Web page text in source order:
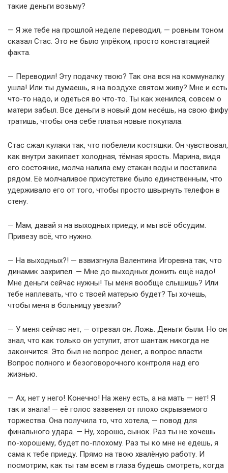
такие деньги возьму?
— Я же тебе на прошлой неделе переводил, — ровным тоном
сказал Стас. Это не было упрёком, просто констатацией
факта.
— Переводил! Эту подачку твою? Так она вся на коммуналку
ушла! Или ты думаешь, я на воздухе святом живу? Мне и есть
что-то надо, и одеться во что-то. Ты как женился, совсем о
матери забыл. Все деньги в новый дом несёшь, на свою фифу
тратишь, чтобы она себе платья новые покупала.
Стас сжал кулаки так, что побелели костяшки. Он чувствовал,
как внутри закипает холодная, тёмная ярость. Марина, видя
его состояние, молча налила ему стакан воды и поставила
рядом. Её молчаливое присутствие было единственным, что
удерживало его от того, чтобы просто швырнуть телефон в
стену.
— Мам, давай я на выходных приеду, и мы всё обсудим.
Привезу всё, что нужно.
— На выходных?! — взвизгнула Валентина Игоревна так, что
динамик захрипел. — Мне до выходных дожить ещё надо!
Мне деньги сейчас нужны! Ты меня вообще слышишь? Или
тебе наплевать, что с твоей матерью будет? Ты хочешь,
чтобы меня в больницу увезли?
— У меня сейчас нет, — отрезал он. Ложь. Деньги были. Но он
знал, что как только он уступит, этот шантаж никогда не
закончится. Это был не вопрос денег, а вопрос власти.
Вопрос полного и безоговорочного контроля над его
жизнью.
— Ах, нет у него! Конечно! На жену есть, а на мать — нет! Я
так и знала! — её голос зазвенел от плохо скрываемого
торжества. Она получила то, что хотела, — повод для
финального удара. — Ну, хорошо, сынок. Раз ты не хочешь
по-хорошему, будет по-плохому. Раз ты ко мне не едешь, я
сама к тебе приеду. Прямо на твою хвалёную работу. И
посмотрим, как ты там всем в глаза будешь смотреть, когда